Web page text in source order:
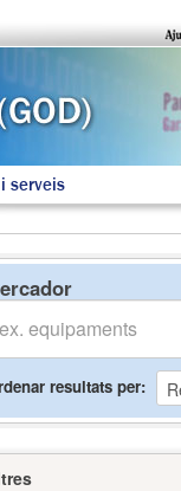
serveis
resultats per